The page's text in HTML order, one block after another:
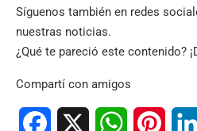
Síguenos también en redes
nuestras noticias.
¿Qué te pareció este contenido?
Compartí con amigos
Facebook WhatsApp